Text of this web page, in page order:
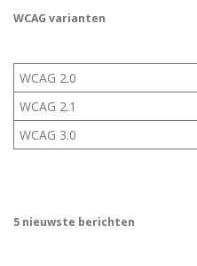
WCAG varianten
WCAG 2.0
WCAG 2.1
WCAG 3.0
5 nieuwste berichten